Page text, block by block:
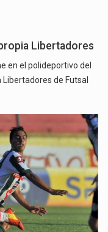
Libertadores
en el polideportivo del
de Futsal